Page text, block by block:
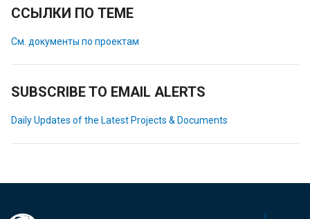
ССЫЛКИ ПО ТЕМЕ
См. документы по проектам
SUBSCRIBE TO EMAIL ALERTS
Daily Updates of the Latest Projects & Documents